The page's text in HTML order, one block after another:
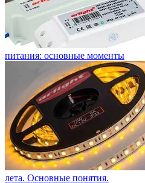
питания: основные моменты
лета. Основные понятия.